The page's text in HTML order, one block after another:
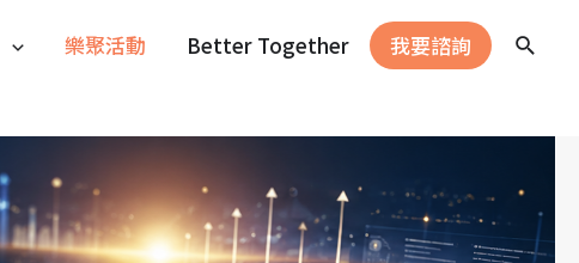
樂聚活動 Better Together 我要諮詢